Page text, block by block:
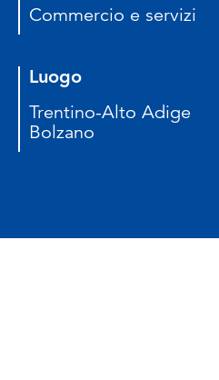
Commercio e servizi
Luogo
Trentino-Alto Adige
Bolzano